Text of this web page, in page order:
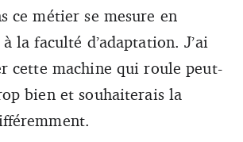
ce métier se mesure en
la faculté d’adaptation. J’ai
cette machine qui roule peut-
bien et souhaiterais la